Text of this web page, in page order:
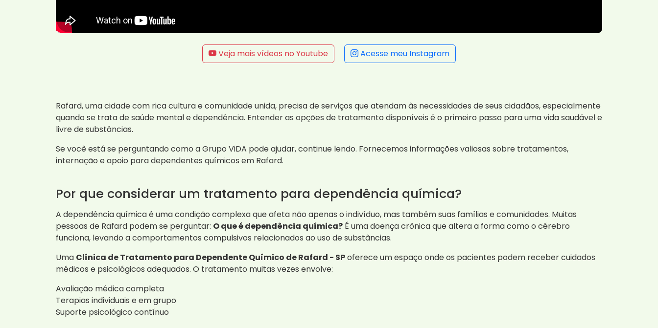
Veja mais vídeos no Youtube Acesse meu Instagram
Rafard, uma cidade com rica cultura e comunidade unida, precisa de serviços que atendam às necessidades de seus cidadãos, especialmente
quando se trata de saúde mental e dependência. Entender as opções de tratamento disponíveis é o primeiro passo para uma vida saudável e
livre de substâncias.
Se você está se perguntando como a Grupo ViDA pode ajudar, continue lendo. Fornecemos informações valiosas sobre tratamentos,
internação e apoio para dependentes químicos em Rafard.
Por que considerar um tratamento para dependência química?
A dependência química é uma condição complexa que afeta não apenas o indivíduo, mas também suas famílias e comunidades. Muitas
pessoas de Rafard podem se perguntar: O que é dependência química? É uma doença crônica que altera a forma como o cérebro
funciona, levando a comportamentos compulsivos relacionados ao uso de substâncias.
Uma Clínica de Tratamento para Dependente Químico de Rafard - SPoferece um espaço onde os pacientes podem receber cuidados
médicos e psicológicos adequados. O tratamento muitas vezes envolve:
Avaliação médica completa
Terapias individuais e em grupo
Suporte psicológico contínuo